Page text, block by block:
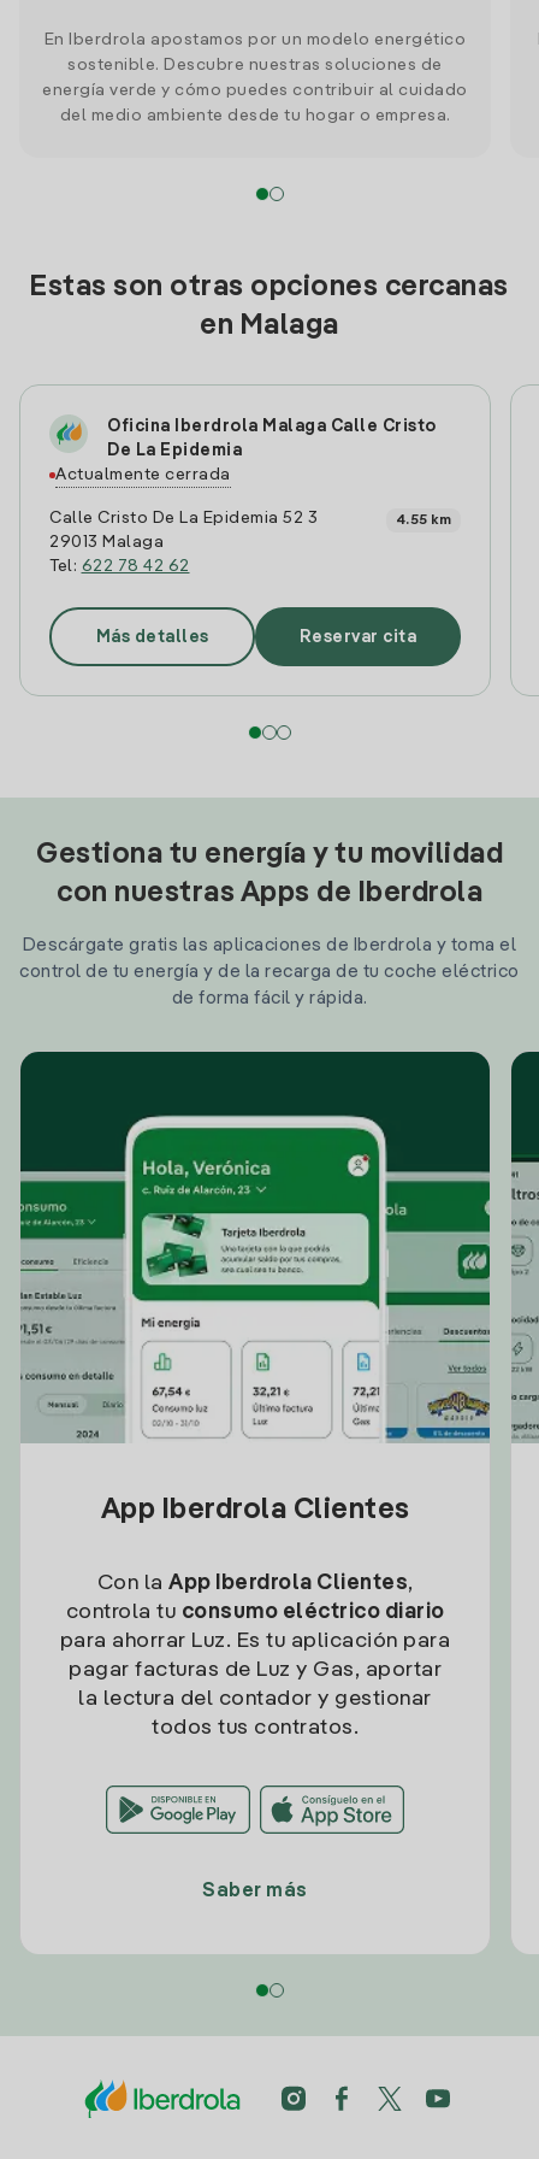
En Iberdrola apostamos por un modelo energético
sostenible. Descubre nuestras soluciones de
energía verde y cómo puedes contribuir al cuidado
del medio ambiente desde tu hogar o empresa.
Estas son otras opciones cercanas
en Malaga
Oficina Iberdrola Malaga Calle Cristo
De La Epidemia
Actualmente cerrada
Calle Cristo De La Epidemia 52 3
29013 Malaga
Tel: 622 78 42 62
4.55 km
Más detalles Reservar cita
Gestiona tu energía y tu movilidad
con nuestras Apps de Iberdrola
Descárgate gratis las aplicaciones de Iberdrola y toma el
control de tu energía y de la recarga de tu coche eléctrico
de forma fácil y rápida.
App Iberdrola Clientes
Con la App Iberdrola Clientes,
controla tu consumo eléctrico diario
para ahorrar Luz. Es tu aplicación para
pagar facturas de Luz y Gas, aportar
la lectura del contador y gestionar
todos tus contratos.
Saber más